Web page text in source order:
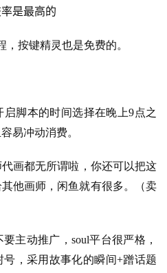
是最高的
按键精灵也是免费的。
启脚本的时间选择在晚上9点之
易冲动消费​。
画都无所谓啦，你还可以把这
他画师，闲鱼就有很多​。
（卖
主动推广，soul平台很严格，
，采用故事化的瞬间+蹭话题